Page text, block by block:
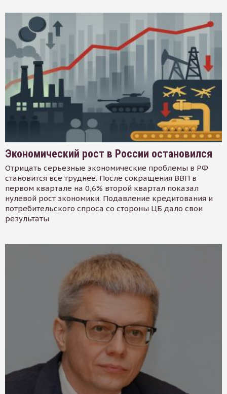
Экономический рост в России остановился
Отрицать серьезные экономические проблемы в РФ
становится все труднее. После сокращения ВВП в
первом квартале на 0,6% второй квартал показал
нулевой рост экономики. Подавление кредитования и
потребительского спроса со стороны ЦБ дало свои
результаты